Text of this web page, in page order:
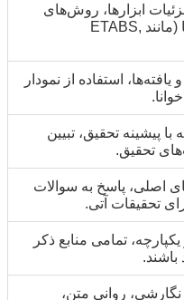
ابزارها، روش‌های
آماری و نرم‌افزارها (مانند ETABS,
یافته‌ها، استفاده از نمودار
با پیشینه تحقیق، تبیین
تحقیق.
اصلی، پاسخ به سوالات
تحقیقات آتی.
تمامی منابع ذکر
روانی متن،